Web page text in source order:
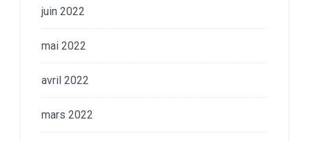
juin 2022
mai 2022
avril 2022
mars 2022